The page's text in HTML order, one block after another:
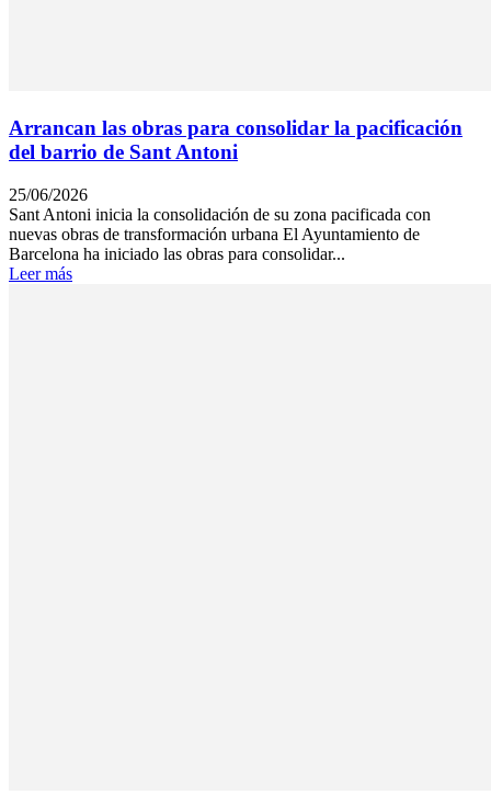
Arrancan las obras para consolidar la pacificación
del barrio de Sant Antoni
25/06/2026
Sant Antoni inicia la consolidación de su zona pacificada con
nuevas obras de transformación urbana El Ayuntamiento de
Barcelona ha iniciado las obras para consolidar...
Leer más